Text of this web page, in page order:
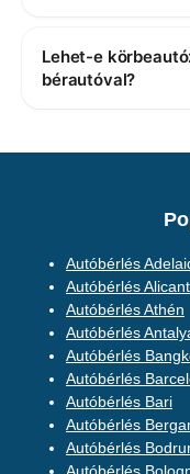
Lehet-e
bérautóval?
Autóbérlés
Autóbérlés
Autóbérlés Athén
Autóbérlés
Autóbérlés
Autóbérlés
Autóbérlés Bari
Autóbérlés
Autóbérlés